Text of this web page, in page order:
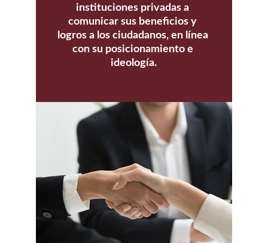
instituciones privadas a
comunicar sus beneficios y
logros a los ciudadanos, en línea
con su posicionamiento e
ideología.